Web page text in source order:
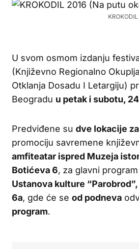
U svom osmom izdanju
(Književno Regionalno
Otklanja Dosadu I Letargiju)
Beogradu u petak i subotu,
Predviđene su dve lokacije
promociju savremene
amfiteatar ispred Muzeja
Botićeva 6, za glavni program
Ustanova kulture
6a, gde će se od podneva
program.